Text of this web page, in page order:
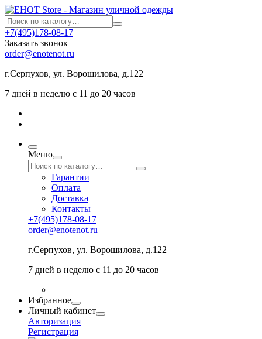
+7(495)178-08-17
Заказать звонок
order@enotenot.ru
г.Серпухов, ул. Ворошилова, д.122
7 дней в неделю с 11 до 20 часов
Меню
Гарантии
Оплата
Доставка
Контакты
+7(495)178-08-17
order@enotenot.ru
г.Серпухов, ул. Ворошилова, д.122
7 дней в неделю с 11 до 20 часов
Избранное
Личный кабинет
Авторизация
Регистрация